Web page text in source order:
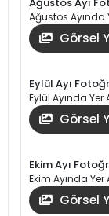
Ağustos Ayında
Görsel
Eylül Ayı
Eylül Ayında
Görsel
Ekim Ayı
Ekim Ayında
Görsel